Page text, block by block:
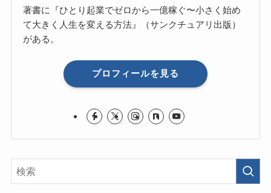
著書に『ひとり起業でゼロから一億稼ぐ〜小さく始め
て大きく人生を変える方法』（サンクチュアリ出版）
がある。
プロフィールを見る